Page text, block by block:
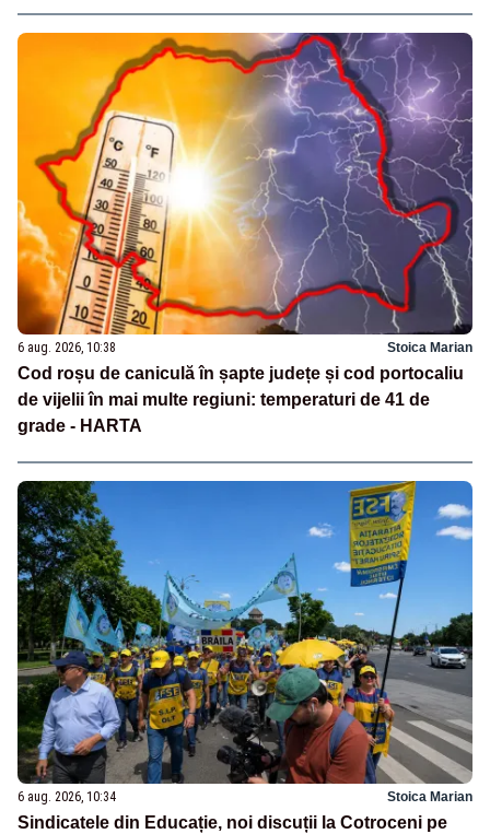
6 aug. 2026, 10:38 Stoica Marian
Cod roșu de caniculă în șapte județe și cod portocaliu
de vijelii în mai multe regiuni: temperaturi de 41 de
grade - HARTA
6 aug. 2026, 10:34 Stoica Marian
Sindicatele din Educație, noi discuții la Cotroceni pe